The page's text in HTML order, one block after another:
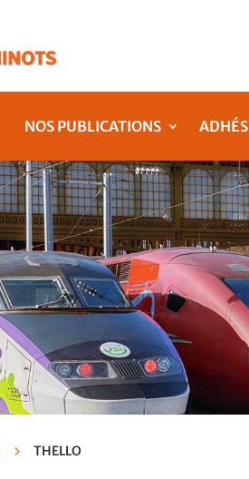
NOS PUBLICATIONS
5 THELLO